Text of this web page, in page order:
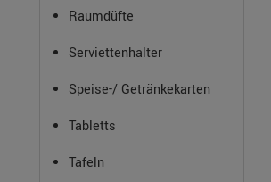
Raumdüfte
Serviettenhalter
Speise-/ Getränkekarten
Tabletts
Tafeln